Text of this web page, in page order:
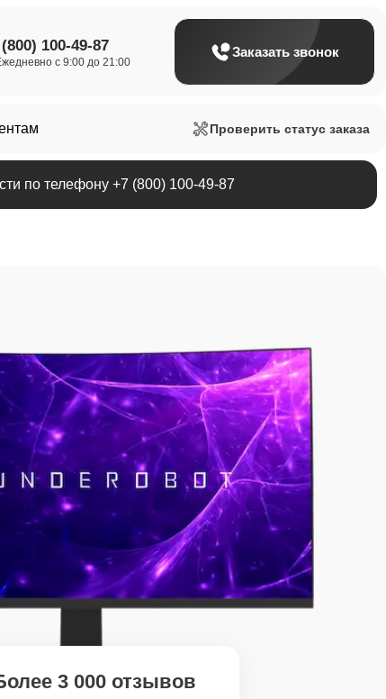
100-49-87
с 9:00 до 21:00
Заказать звонок
Проверить статус заказа
по телефону +7 (800) 100-49-87
3 000 отзывов